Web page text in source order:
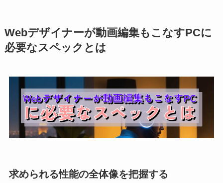
Webデザイナーが動画編集もこなすPCに
必要なスペックとは
求められる性能の全体像を把握する